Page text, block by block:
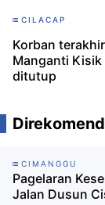
CILACAP
Korban
Manganti Kisik
ditutup
CIMANGGU
Pagelaran
Jalan Dusun